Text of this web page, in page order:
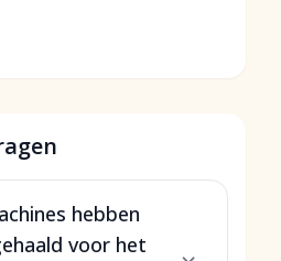
hebben
voor het